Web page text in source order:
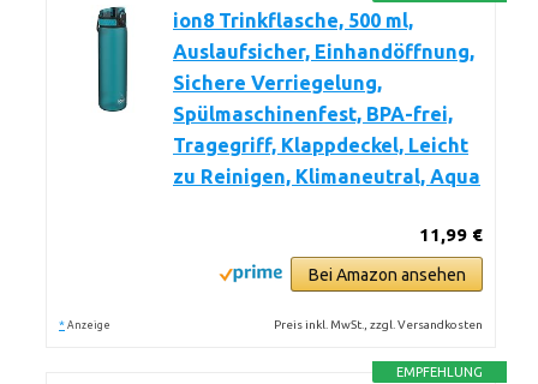
ion8 Trinkflasche, 500 ml,
Auslaufsicher, Einhandöffnung,
Sichere Verriegelung,
Spülmaschinenfest, BPA-frei,
Tragegriff, Klappdeckel, Leicht
zu Reinigen, Klimaneutral, Aqua
11,99 €
Bei Amazon ansehen
* Anzeige Preis inkl. MwSt., zzgl. Versandkosten
EMPFEHLUNG